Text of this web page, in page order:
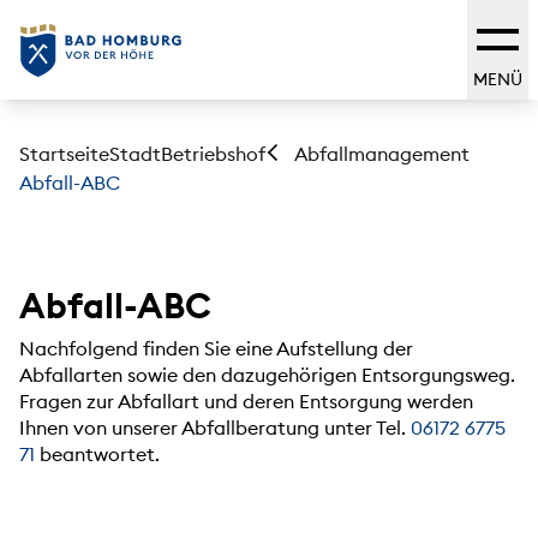
MENÜ
StartseiteStadtBetriebshof
Abfallmanagement
Abfall-ABC
Abfall-ABC
Nachfolgend finden Sie eine Aufstellung der
Abfallarten sowie den dazugehörigen Entsorgungsweg.
Fragen zur Abfallart und deren Entsorgung werden
Ihnen von unserer Abfallberatung unter Tel. 06172 6775
71 beantwortet.